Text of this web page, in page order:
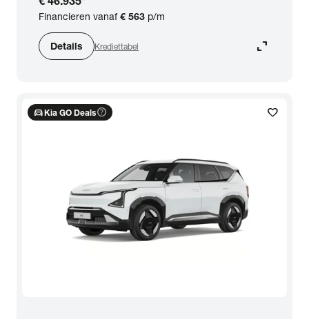
Financieren vanaf€ 563 p/m
Details Krediettabel expand_content
favorite
directions_carKia GO Dealshelp_outline